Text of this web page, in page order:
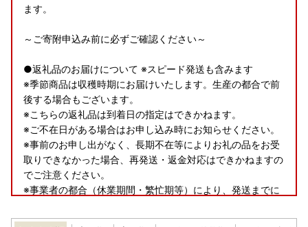
ます。
～ご寄附申込み前に必ずご確認ください～
●返礼品のお届けについて ※スピード発送も含みます
※季節商品は収穫時期にお届けいたします。生産の都合で前
後する場合もございます。
※こちらの返礼品は到着日の指定はできかねます。
※ご不在日がある場合はお申し込み時にお知らせください。
※事前のお申し出がなく、長期不在等によりお礼の品をお受
取りできなかった場合、再発送・返金対応はできかねますの
でご注意ください。
※事業者の都合（休業期間・繁忙期等）により、発送までに
ざいます。あらかじめご了承ください。